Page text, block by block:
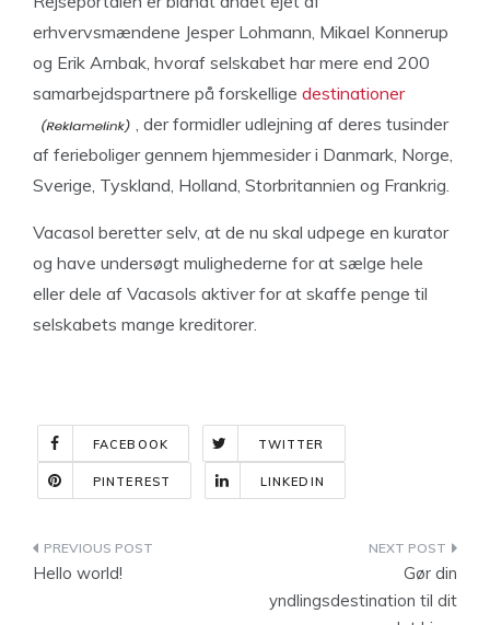
erhvervsmændene Jesper Lohmann, Mikael Konnerup
og Erik Arnbak, hvoraf selskabet har mere end 200
samarbejdspartnere på forskellige destinationer
, der formidler udlejning af deres tusinder
af ferieboliger gennem hjemmesider i Danmark, Norge,
Sverige, Tyskland, Holland, Storbritannien og Frankrig.
Vacasol beretter selv, at de nu skal udpege en kurator
og have undersøgt mulighederne for at sælge hele
eller dele af Vacasols aktiver for at skaffe penge til
selskabets mange kreditorer.
FACEBOOK TWITTER
PINTEREST LINKEDIN
Indlægsnavigation
Hello world!
Gør din
yndlingsdestination til dit